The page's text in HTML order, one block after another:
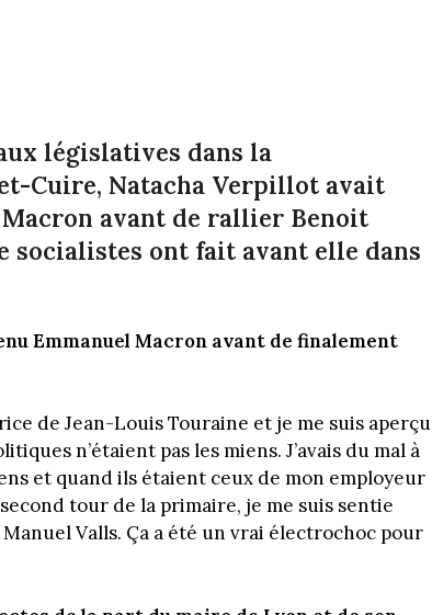
législatives dans la
Cuire, Natacha Verpillot avait
avant de rallier Benoit
socialistes ont fait avant elle dans
Emmanuel Macron avant de finalement
de Jean-Louis Touraine et je me suis aperçu
n’étaient pas les miens. J’avais du mal à
et quand ils étaient ceux de mon employeur
tour de la primaire, je me suis sentie
Valls. Ça a été un vrai électrochoc pour